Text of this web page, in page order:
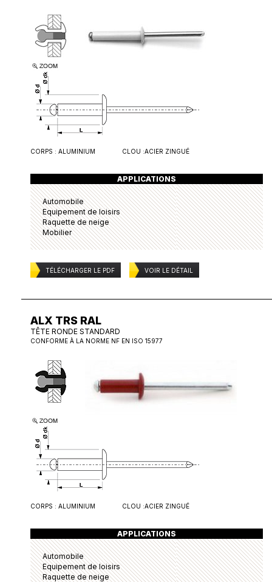
CORPS : ALUMINIUM CLOU :ACIER ZINGUÉ
APPLICATIONS
Automobile
Equipement de loisirs
Raquette de neige
Mobilier
TÉLÉCHARGER LE PDF VOIR LE DÉTAIL
ALX TRS RAL
TÊTE RONDE STANDARD
CONFORME À LA NORME NF EN ISO 15977
CORPS : ALUMINIUM CLOU :ACIER ZINGUÉ
APPLICATIONS
Automobile
Equipement de loisirs
Raquette de neige